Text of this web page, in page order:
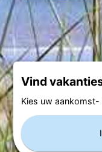
Vind
Kies uw